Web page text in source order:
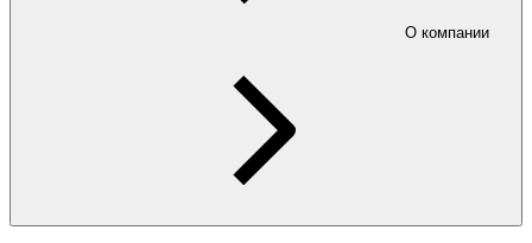
О компании